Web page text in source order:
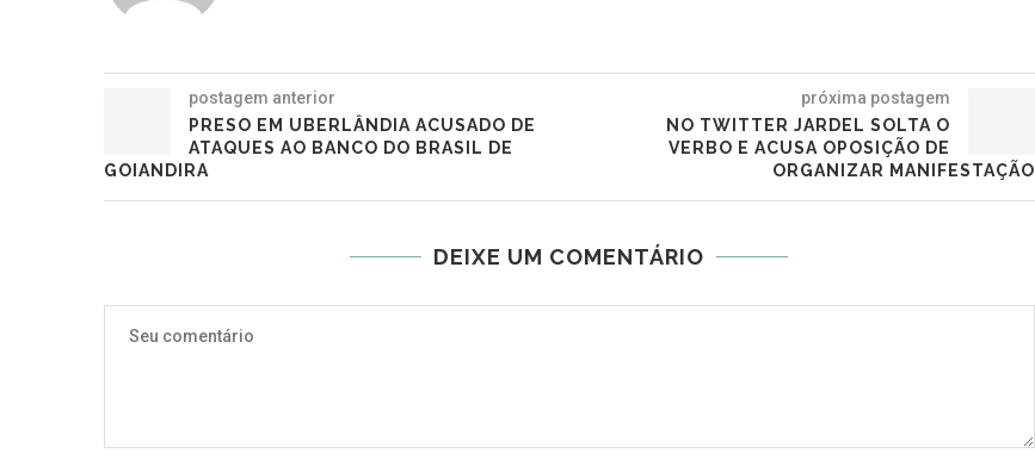
postagem anterior
PRESO EM UBERLÂNDIA ACUSADO DE
ATAQUES AO BANCO DO BRASIL DE
GOIANDIRA
próxima postagem
NO TWITTER JARDEL SOLTA O
VERBO E ACUSA OPOSIÇÃO DE
ORGANIZAR MANIFESTAÇÃO
DEIXE UM COMENTÁRIO